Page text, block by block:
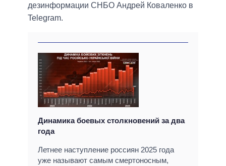
дезинформации СНБО Андрей Коваленко в
Telegram.
Динамика боевых столкновений за два
года
Летнее наступление россиян 2025 года
уже называют самым смертоносным,